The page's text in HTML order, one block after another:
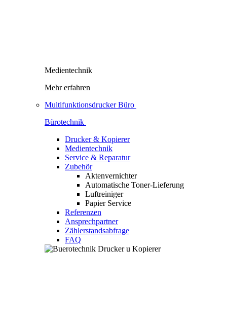
Medientechnik
Mehr erfahren
Multifunktionsdrucker Büro
Bürotechnik
Drucker & Kopierer
Medientechnik
Service & Reparatur
Zubehör
Aktenvernichter
Automatische Toner-Lieferung
Luftreiniger
Papier Service
Referenzen
Ansprechpartner
Zählerstandsabfrage
FAQ